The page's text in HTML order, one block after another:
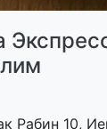
Рабин 10,